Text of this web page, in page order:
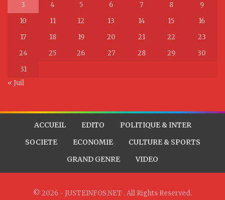
3
4 5 6 7 8
9
10
11 12 13 14 15
16
17
18 19 20 21 22
23
24
25 26 27 28 29
30
31
« Juil
ACCUEIL EDITO
POLITIQUE & INTER
SOCIETE
ECONOMIE
CULTURE & SPORTS
GRAND GENRE
VIDEO
© 2026 - JUSTEINFOS.NET . All Rights Reserved.